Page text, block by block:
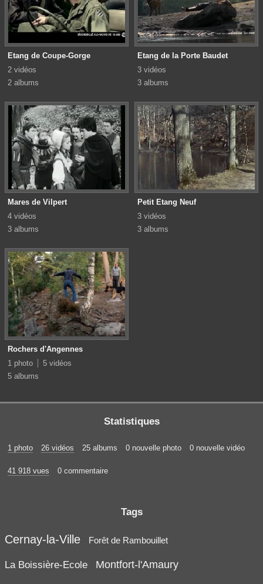
Etang de Coupe-Gorge
2 vidéos
2 albums
Etang de la Porte Baudet
3 vidéos
3 albums
Mares de Vilpert
4 vidéos
3 albums
Petit Etang Neuf
3 vidéos
3 albums
Rochers d'Angennes
1 photo
5 vidéos
5 albums
Statistiques
1 photo 26 vidéos 25 albums 0 nouvelle photo 0 nouvelle vidéo
41 918 vues 0 commentaire
Tags
Cernay-la-Ville Forêt de Rambouillet
La Boissière-Ecole Montfort-l'Amaury